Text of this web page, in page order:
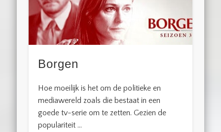
Borgen
Hoe moeilijk is het om de politieke en
mediawereld zoals die bestaat in een
goede tv-serie om te zetten. Gezien de
populariteit …